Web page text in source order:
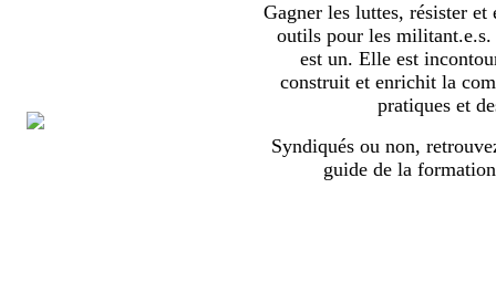
Gagner les luttes, résister et
outils pour les
est un. Elle est
construit et enrichit la
pratiques et
Syndiqués ou non,
guide de la